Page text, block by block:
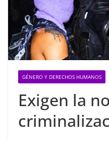
GÉNERO Y DERECHOS HUMANOS
Exigen la no